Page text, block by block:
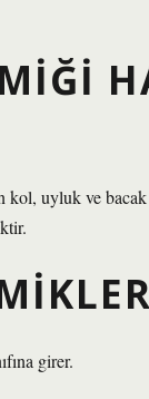
uyluk ve
girer.